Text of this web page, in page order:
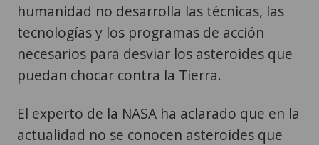
humanidad no desarrolla las técnicas, las
tecnologías y los programas de acción
necesarios para desviar los asteroides que
puedan chocar contra la Tierra.
El experto de la NASA ha aclarado que en la
actualidad no se conocen asteroides que